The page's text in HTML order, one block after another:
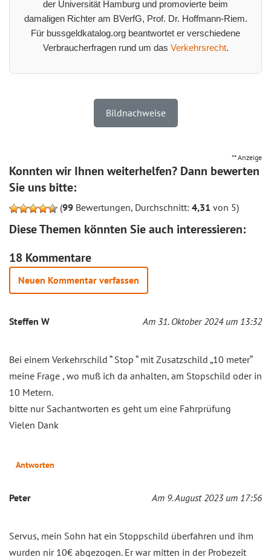
der Universität Hamburg und promovierte beim
damaligen Richter am BVerfG, Prof. Dr. Hoffmann-Riem.
Für bussgeldkatalog.org beantwortet er verschiedene
Verbraucherfragen rund um das Verkehrsrecht.
Bildnachweise
** Anzeige
Konnten wir Ihnen weiterhelfen? Dann bewerten
Sie uns bitte:
(99 Bewertungen, Durchschnitt: 4,31 von 5)
Diese Themen könnten Sie auch interessieren:
18 Kommentare
Neuen Kommentar verfassen
Steffen W Am 31. Oktober 2024 um 13:32
Bei einem Verkehrschild “ Stop “ mit Zusatzschild „10 meter“
meine Frage , wo muß ich da anhalten, am Stopschild oder in
10 Metern.
bitte nur Sachantworten es geht um eine Fahrprüfung
Vielen Dank
Antworten
Peter Am 9. August 2023 um 17:56
Servus, mein Sohn hat ein Stoppschild überfahren und ihm
wurden nir 10€ abgezogen. Er war mitten in der Probezeit